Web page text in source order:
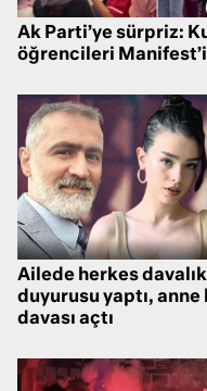
Ak Parti’ye sürpriz:
öğrencileri
Ailede herkes
duyurusu yaptı, anne
davası açtı